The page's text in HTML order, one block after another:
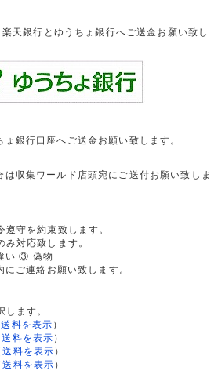
天銀行とゆうちょ銀行へご送金お願い致し
銀行口座へご送金お願い致します。
収集ワールド店頭宛にご送付お願い致しま
守を約束致します。
み対応致します。
い ③ 偽物
ご連絡お願い致します。
します。
送料を表示 ）
送料を表示 ）
送料を表示 ）
送料を表示 ）